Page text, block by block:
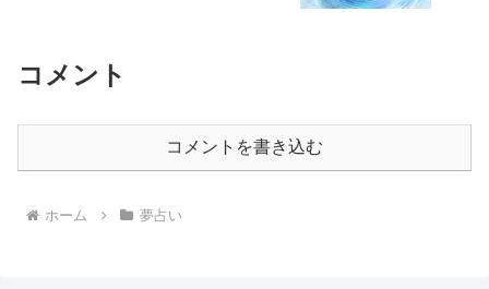
コメント
コメントを書き込む
ホーム 夢占い